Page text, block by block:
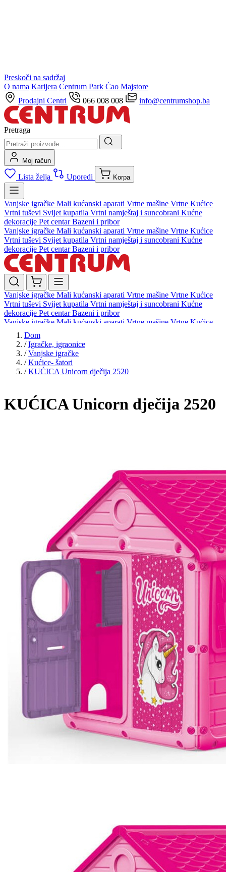
Preskoči na sadržaj
O nama Karijera Centrum Park Ćao Majstore
Prodajni Centri
066 008 008 info@centrumshop.ba
Pretraga
Moj račun
Lista želja Uporedi Korpa
Vanjske igračke Mali kućanski aparati Vrtne mašine Vrtne Kućice
Vrtni tuševi Svijet kupatila Vrtni namještaj i suncobrani Kućne
dekoracije Pet centarBazeni i pribor
Vanjske igračke Mali kućanski aparati Vrtne mašine Vrtne Kućice
Vrtni tuševi Svijet kupatila Vrtni namještaj i suncobrani Kućne
dekoracije Pet centarBazeni i pribor
Vanjske igračke Mali kućanski aparati Vrtne mašine Vrtne Kućice
Vrtni tuševi Svijet kupatila Vrtni namještaj i suncobrani Kućne
dekoracije Pet centarBazeni i pribor
Vanjske igračke Mali kućanski aparati Vrtne mašine Vrtne Kućice
Vrtni tuševi
dekoracijePet centar Bazeni i pribor
Dom
/ Igračke, igraonice
/ Vanjske igračke
/ Kućice- šatori
/ KUĆICA Unicorn dječija 2520
KUĆICA Unicorn dječija 2520